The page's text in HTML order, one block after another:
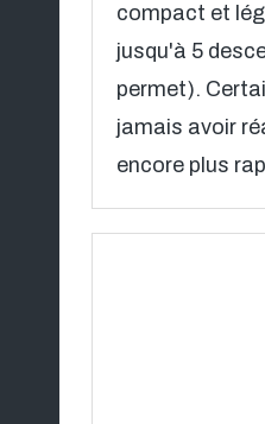
compact et
jusqu'à 5
permet).
jamais avoir
encore plus